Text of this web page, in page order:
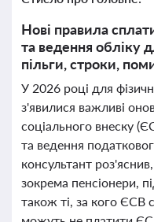
Нові правила
та ведення обліку
пільги, строки,
У 2026 році для
з'явилися важливі
соціального внеску
та ведення
консультант
зокрема пенсіонери,
також ті, за кого ЄСВ